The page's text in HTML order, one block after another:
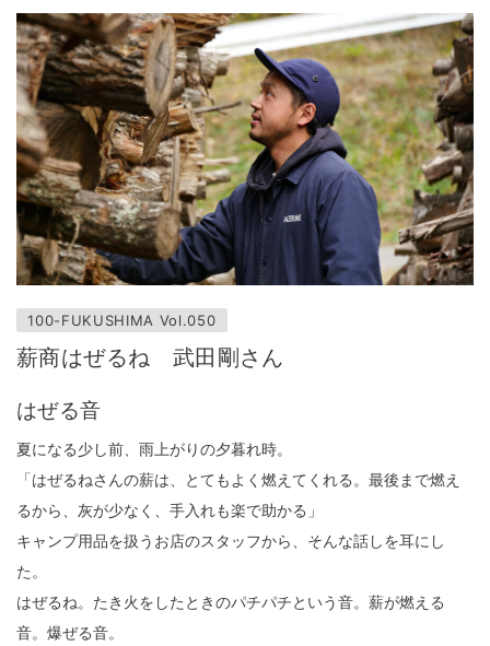
100-FUKUSHIMA Vol.050
薪商はぜるね 武田剛さん
はぜる音
夏になる少し前、雨上がりの夕暮れ時。
「はぜるねさんの薪は、とてもよく燃えてくれる。最後まで燃え
るから、灰が少なく、手入れも楽で助かる」
キャンプ用品を扱うお店のスタッフから、そんな話しを耳にし
た。
はぜるね。たき火をしたときのパチパチという音。薪が燃える
音。爆ぜる音。